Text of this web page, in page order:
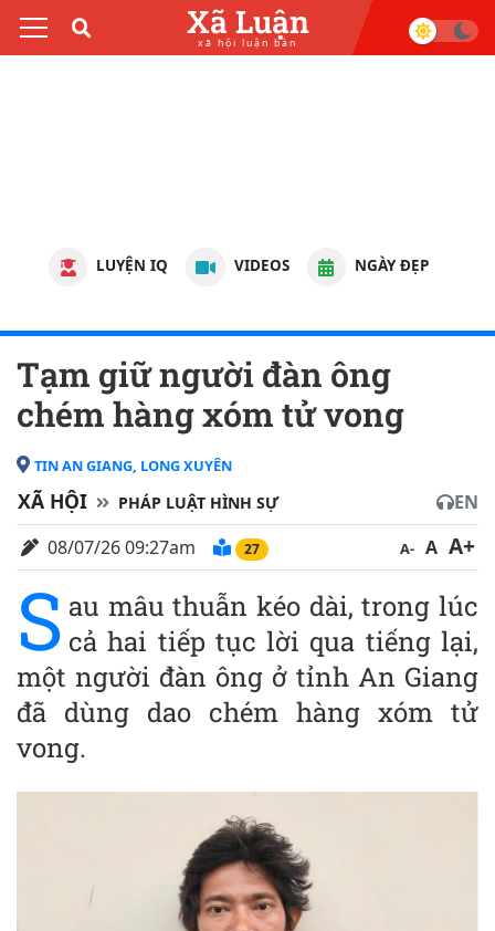
Xã Luận
xã hội luận bàn
LUYỆN IQ VIDEOS NGÀY ĐẸP
Tạm giữ người đàn ông
chém hàng xóm t‌ử von‌g
TIN AN GIANG, LONG XUYÊN
XÃ HỘI PHÁP LUẬT HÌNH SỰ
EN
08/07/26 09:27am
26 A- A A+
S au mâu thuẫn kéo dài, trong lúc
cả hai tiếp tục lời qua tiếng lại,
một người đàn ông ở tỉnh An Giang
đã dùng dao chém hàng xóm t‌ử
von‌g.